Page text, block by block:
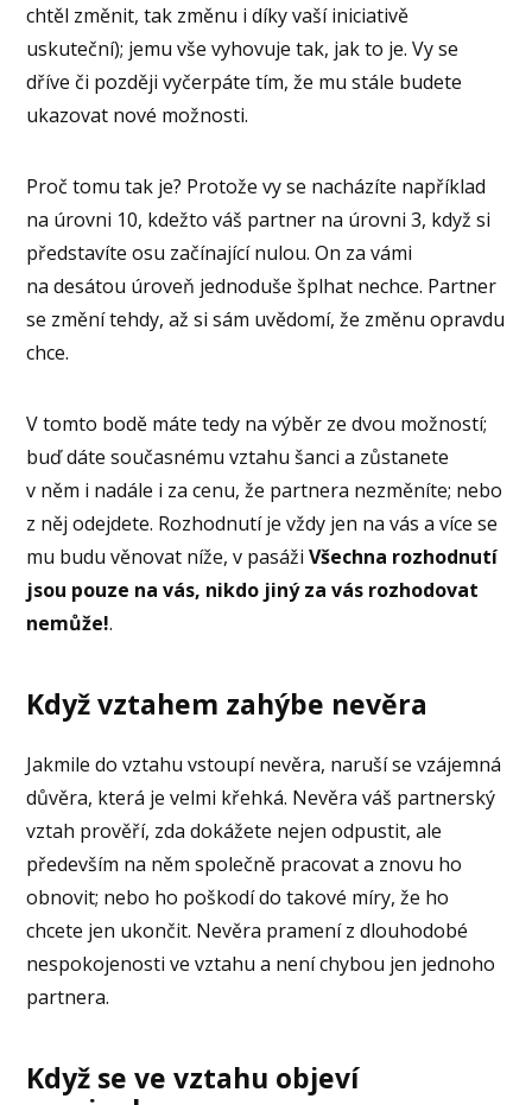
chtěl změnit, tak změnu i díky vaší iniciativě
uskuteční); jemu vše vyhovuje tak, jak to je. Vy se
dříve či později vyčerpáte tím, že mu stále budete
ukazovat nové možnosti.
Proč tomu tak je? Protože vy se nacházíte například
na úrovni 10, kdežto váš partner na úrovni 3, když si
představíte osu začínající nulou. On za vámi
na desátou úroveň jednoduše šplhat nechce. Partner
se změní tehdy, až si sám uvědomí, že změnu opravdu
chce.
V tomto bodě máte tedy na výběr ze dvou možností;
buď dáte současnému vztahu šanci a zůstanete
v něm i nadále i za cenu, že partnera nezměníte; nebo
z něj odejdete. Rozhodnutí je vždy jen na vás a více se
mu budu věnovat níže, v pasážiVšechna rozhodnutí
jsou pouze na vás, nikdo jiný za vás rozhodovat
nemůže!.
Když vztahem zahýbe nevěra
Jakmile do vztahu vstoupí nevěra, naruší se vzájemná
důvěra, která je velmi křehká. Nevěra váš partnerský
vztah prověří, zda dokážete nejen odpustit, ale
především na něm společně pracovat a znovu ho
obnovit; nebo ho poškodí do takové míry, že ho
chcete jen ukončit. Nevěra pramení z dlouhodobé
nespokojenosti ve vztahu a není chybou jen jednoho
partnera.
Když se ve vztahu objeví